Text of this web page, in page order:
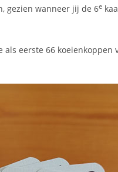
gezien wanneer jij de 6e
eerste 66